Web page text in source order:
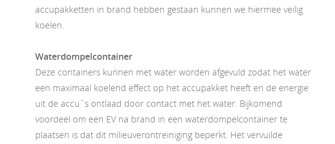
accupakketten in brand hebben gestaan kunnen we hiermee veilig
koelen.
Waterdompelcontainer
Deze containers kunnen met water worden afgevuld zodat het water
een maximaal koelend effect op het accupakket heeft en de energie
uit de accu`s ontlaad door contact met het water. Bijkomend
voordeel om een EV na brand in een waterdompelcontainer te
plaatsen is dat dit milieuverontreiniging beperkt. Het vervuilde